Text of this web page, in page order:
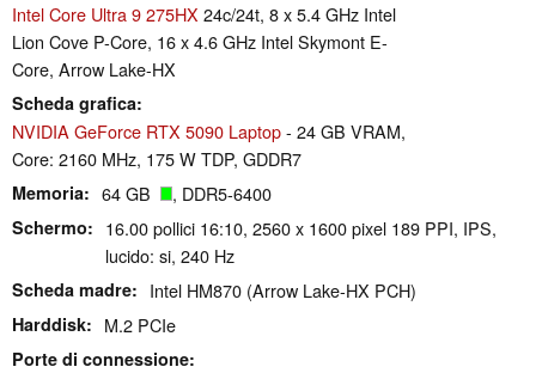
Intel Core Ultra 9 275HX 24c/24t, 8 x 5.4 GHz Intel
Lion Cove P-Core, 16 x 4.6 GHz Intel Skymont E-
Core, Arrow Lake-HX
Scheda grafica
NVIDIA GeForce RTX 5090 Laptop- 24 GB VRAM,
Core: 2160 MHz, 175 W TDP, GDDR7
Memoria 64 GB , DDR5-6400
Schermo
16.00 pollici 16:10, 2560 x 1600 pixel 189 PPI, IPS,
lucido: si, 240 Hz
Scheda madre Intel HM870 (Arrow Lake-HX PCH)
Harddisk M.2 PCIe
Porte di connessione